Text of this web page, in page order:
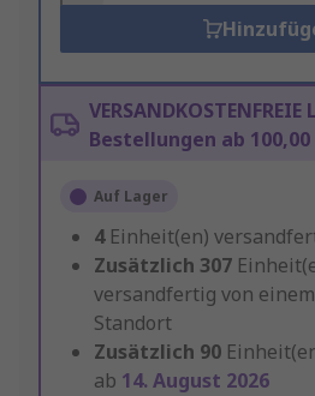
Bestellungen ab 100,00
Auf Lager
4 Einheit(en)
Zusätzlich 307
versandfertig von
Standort
Zusätzlich 90
ab 14. August 2026